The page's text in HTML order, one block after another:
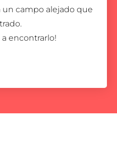
un campo alejado que
a encontrarlo!